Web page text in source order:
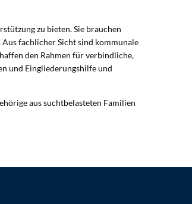
zu bieten. Sie brauchen
fachlicher Sicht sind kommunale
den Rahmen für verbindliche,
und Eingliederungshilfe und
aus suchtbelasteten Familien